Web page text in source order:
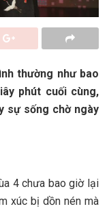
thường như bao
phút cuối cùng,
sự sống chờ ngày
4 chưa bao giờ lại
xúc bị dồn nén mà